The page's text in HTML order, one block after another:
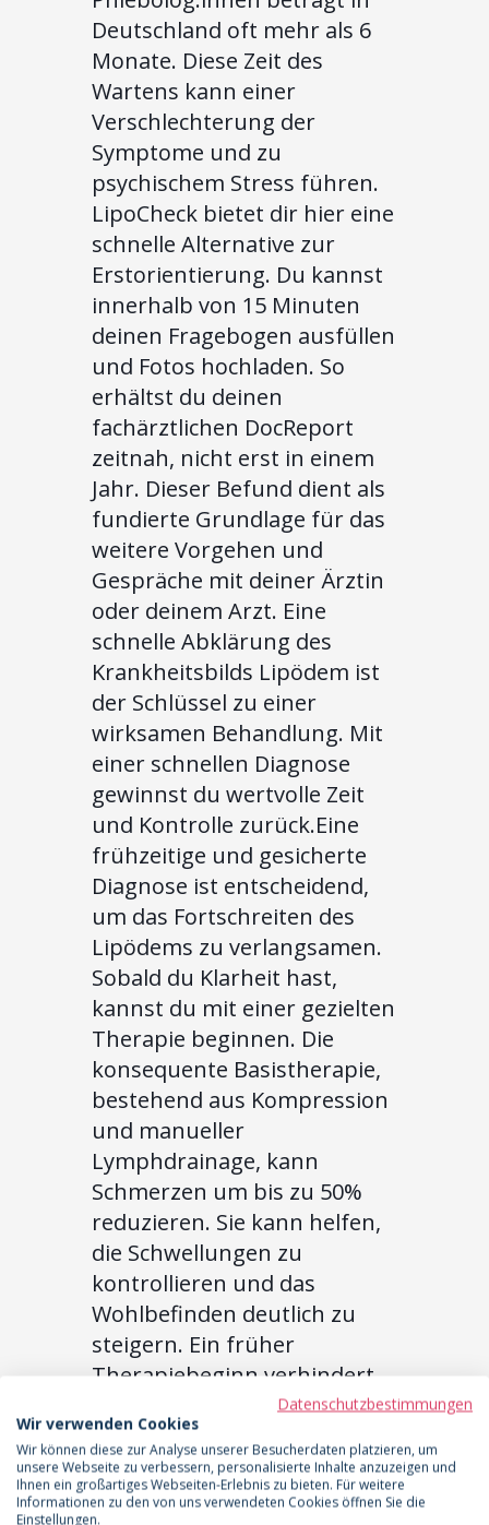
Deutschland oft mehr als 6
Monate. Diese Zeit des
Wartens kann einer
Verschlechterung der
Symptome und zu
psychischem Stress führen.
LipoCheck bietet dir hier eine
schnelle Alternative zur
Erstorientierung. Du kannst
innerhalb von 15 Minuten
deinen Fragebogen ausfüllen
und Fotos hochladen. So
erhältst du deinen
fachärztlichen DocReport
zeitnah, nicht erst in einem
Jahr. Dieser Befund dient als
fundierte Grundlage für das
weitere Vorgehen und
Gespräche mit deiner Ärztin
oder deinem Arzt. Eine
schnelle Abklärung des
Krankheitsbilds Lipödem ist
der Schlüssel zu einer
wirksamen Behandlung. Mit
einer schnellen Diagnose
gewinnst du wertvolle Zeit
und Kontrolle zurück.Eine
frühzeitige und gesicherte
Diagnose ist entscheidend,
um das Fortschreiten des
Lipödems zu verlangsamen.
Sobald du Klarheit hast,
kannst du mit einer gezielten
Therapie beginnen. Die
konsequente Basistherapie,
bestehend aus Kompression
und manueller
Lymphdrainage, kann
Schmerzen um bis zu 50%
reduzieren. Sie kann helfen,
die Schwellungen zu
kontrollieren und das
Wohlbefinden deutlich zu
steigern. Ein früher
Therapiebeginn verhindert
oft die Entwicklung von
Komplikationen wie dem
Lipo-Lymphödem. Dein
DocReport von LipoCheck
Datenschutzbestimmungen
Wir verwenden Cookies
Wir können diese zur Analyse unserer Besucherdaten platzieren, um
unsere Webseite zu verbessern, personalisierte Inhalte anzuzeigen und
Ihnen ein großartiges Webseiten-Erlebnis zu bieten. Für weitere
Informationen zu den von uns verwendeten Cookies öffnen Sie die
Einstellungen.